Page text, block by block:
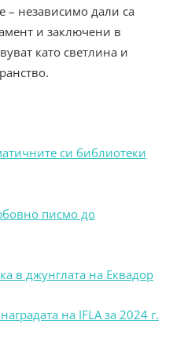
независимо дали са
и заключени в
като светлина и
си библиотеки
писмо до
в джунглата на Еквадор
на IFLA за 2024 г.